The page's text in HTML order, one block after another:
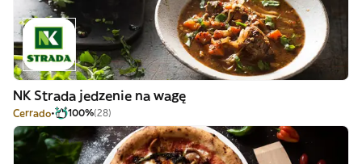
NK Strada jedzenie na wagę
Cerrado 100%(28)